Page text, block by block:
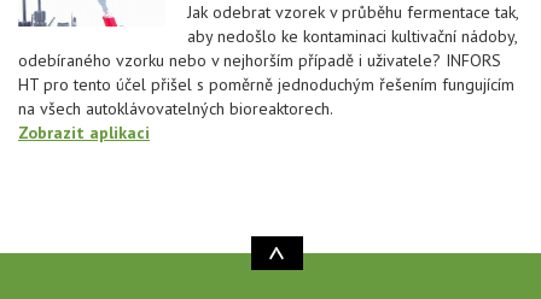
Jak odebrat vzorek v průběhu fermentace tak,
aby nedošlo ke kontaminaci kultivační nádoby,
odebíraného vzorku nebo v nejhorším případě i uživatele? INFORS
HT pro tento účel přišel s poměrně jednoduchým řešením fungujícím
na všech autoklávovatelných bioreaktorech.
Zobrazit aplikaci